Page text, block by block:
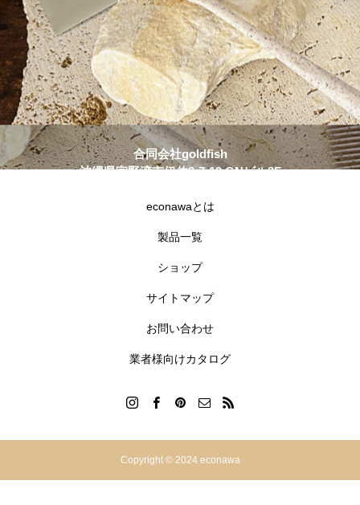
合同会社goldfish
沖縄県宜野湾市伊佐2-7-12 GNビル3F
info@econawa.com
econawaとは
製品一覧
ショップ
サイトマップ
お問い合わせ
業者様向けカタログ
Copyright © 2024 econawa